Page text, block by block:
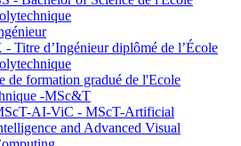
- Titre d’Ingénieur diplômé de l’École
de formation gradué de l'Ecole
-MSc&T
AI-ViC - MScT-Artificial
and Advanced Visual